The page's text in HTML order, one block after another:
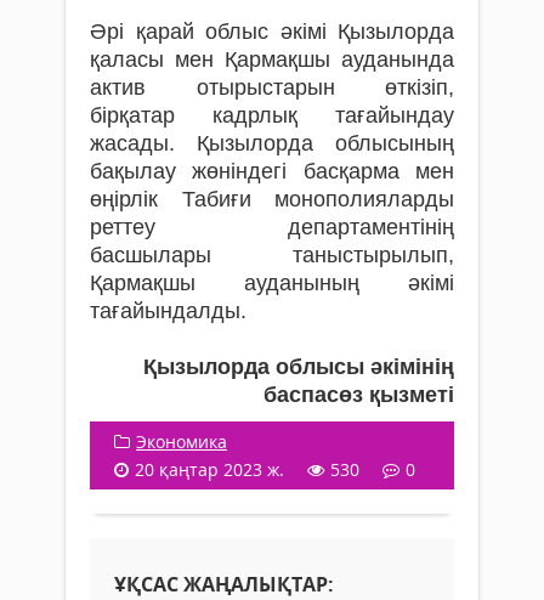
Әрі қарай облыс әкімі Қызылорда
қаласы мен Қармақшы ауданында
актив отырыстарын өткізіп,
бірқатар кадрлық тағайындау
жасады. Қызылорда облысының
бақылау жөніндегі басқарма мен
өңірлік Табиғи монополияларды
реттеу департаментінің
басшылары таныстырылып,
Қармақшы ауданының әкімі
тағайындалды.
Қызылорда облысы әкімінің
баспасөз қызметі
Экономика
20 қаңтар 2023 ж.
530 0
ҰҚСАС ЖАҢАЛЫҚТАР: